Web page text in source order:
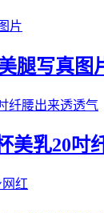
腿写真图
美乳20吋